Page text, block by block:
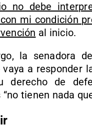
no debe
mi condición
al inicio.
la senadora
a responder
derecho de
tienen nada